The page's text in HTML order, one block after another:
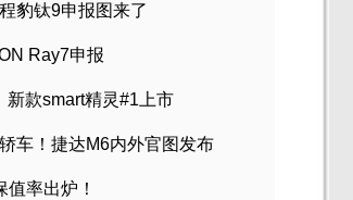
豹钛9申报图来了
Ray7申报
新款smart精灵#1上市
车！捷达M6内外官图发布
率出炉！